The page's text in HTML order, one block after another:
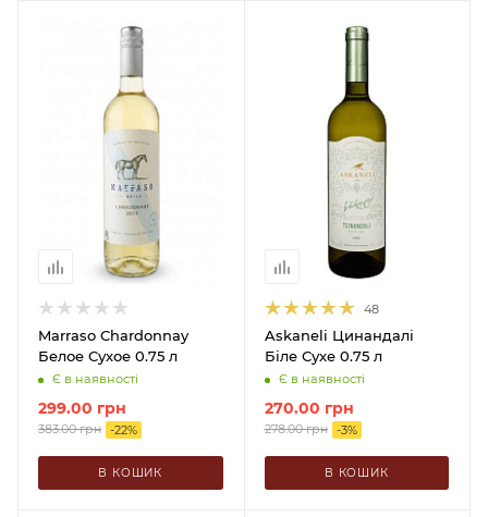
Marraso Chardonnay
Белое Сухое 0.75 л
Є в наявності
299.00 грн
383.00грн -22%
В КОШИК
48
Askaneli Цинандалі
Біле Сухе 0.75 л
Є в наявності
270.00 грн
278.00грн -3%
В КОШИК